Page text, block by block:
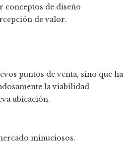
conceptos de diseño
de valor.
puntos de venta, sino que ha
la viabilidad
ubicación.
minuciosos.